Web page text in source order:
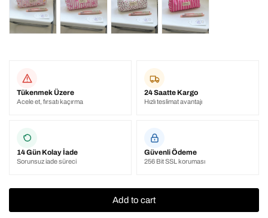
Tükenmek Üzere
Acele et, fırsatı kaçırma
24 Saatte Kargo
Hızlı teslimat avantajı
14 Gün Kolay İade
Sorunsuz iade süreci
Güvenli Ödeme
256 Bit SSL koruması